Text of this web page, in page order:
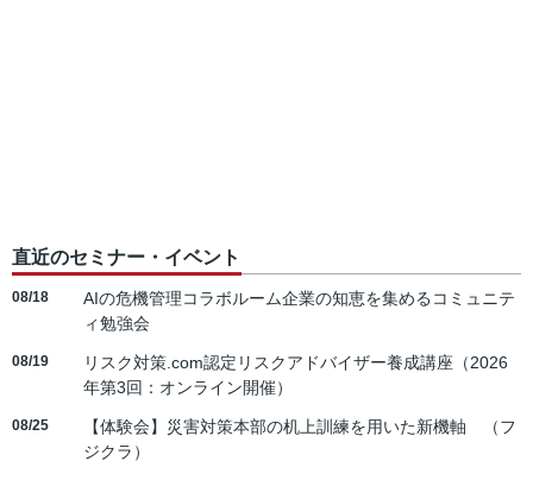
直近のセミナー・イベント
08/18
AIの危機管理コラボルーム企業の知恵を集めるコミュニテ
ィ勉強会
08/19
リスク対策.com認定リスクアドバイザー養成講座（2026
年第3回：オンライン開催）
08/25
【体験会】災害対策本部の机上訓練を用いた新機軸 （フ
ジクラ）